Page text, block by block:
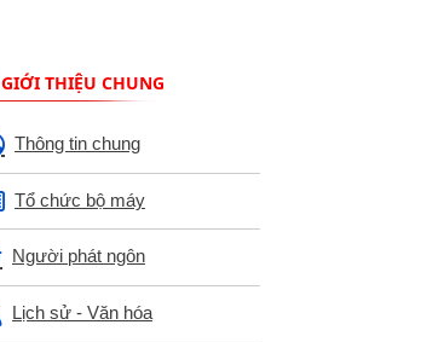
GIỚI THIỆU CHUNG
Thông tin chung
Tổ chức bộ máy
Người phát ngôn
Lịch sử - Văn hóa